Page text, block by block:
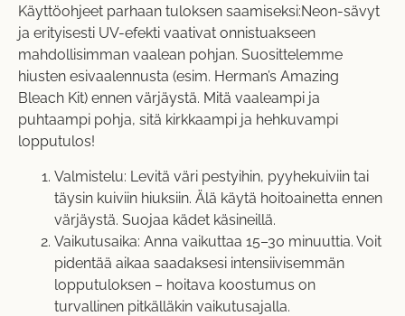
Käyttöohjeet parhaan tuloksen saamiseksi:Neon-sävyt
ja erityisesti UV-efekti vaativat onnistuakseen
mahdollisimman vaalean pohjan. Suosittelemme
hiusten esivaalennusta (esim. Herman’s Amazing
Bleach Kit) ennen värjäystä. Mitä vaaleampi ja
puhtaampi pohja, sitä kirkkaampi ja hehkuvampi
lopputulos!
Valmistelu: Levitä väri pestyihin, pyyhekuiviin tai
täysin kuiviin hiuksiin. Älä käytä hoitoainetta ennen
värjäystä. Suojaa kädet käsineillä.
Vaikutusaika: Anna vaikuttaa 15–30 minuuttia. Voit
pidentää aikaa saadaksesi intensiivisemmän
lopputuloksen – hoitava koostumus on
turvallinen pitkälläkin vaikutusajalla.